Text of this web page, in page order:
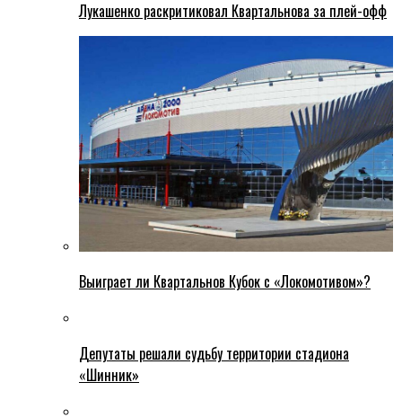
Лукашенко раскритиковал Квартальнова за плей-офф
Выиграет ли Квартальнов Кубок с «Локомотивом»?
Депутаты решали судьбу территории стадиона
«Шинник»